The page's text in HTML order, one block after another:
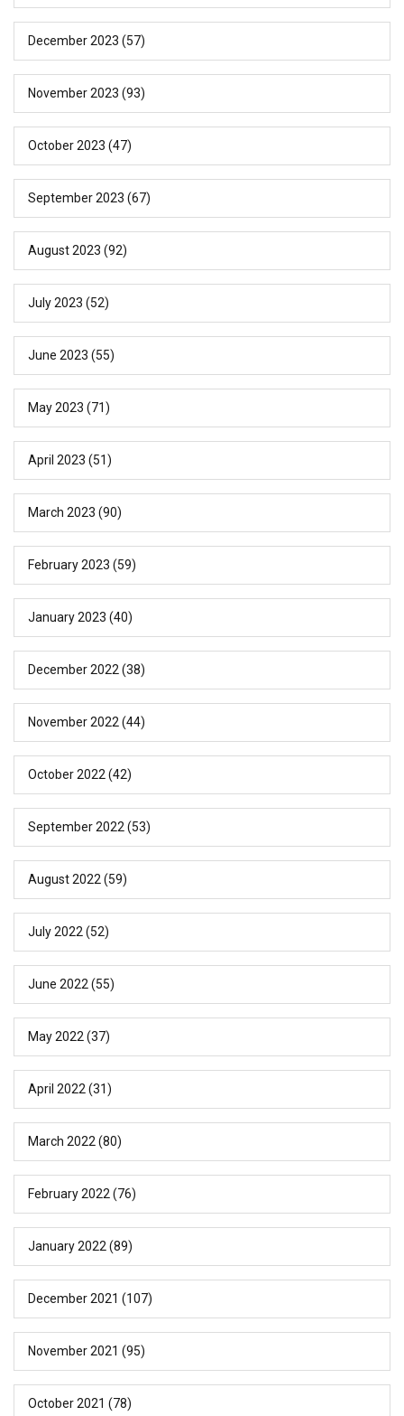
December 2023 (57)
November 2023 (93)
October 2023 (47)
September 2023 (67)
August 2023 (92)
July 2023 (52)
June 2023 (55)
May 2023 (71)
April 2023 (51)
March 2023 (90)
February 2023 (59)
January 2023 (40)
December 2022 (38)
November 2022 (44)
October 2022 (42)
September 2022 (53)
August 2022 (59)
July 2022 (52)
June 2022 (55)
May 2022 (37)
April 2022 (31)
March 2022 (80)
February 2022 (76)
January 2022 (89)
December 2021 (107)
November 2021 (95)
October 2021 (78)